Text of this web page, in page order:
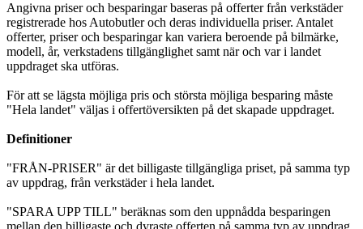
Angivna priser och besparingar baseras på offerter från verkstäder
registrerade hos Autobutler och deras individuella priser. Antalet
offerter, priser och besparingar kan variera beroende på bilmärke,
modell, år, verkstadens tillgänglighet samt när och var i landet
uppdraget ska utföras.
För att se lägsta möjliga pris och största möjliga besparing måste
"Hela landet" väljas i offertöversikten på det skapade uppdraget.
Definitioner
"FRÅN-PRISER" är det billigaste tillgängliga priset, på samma typ
av uppdrag, från verkstäder i hela landet.
"SPARA UPP TILL" beräknas som den uppnådda besparingen